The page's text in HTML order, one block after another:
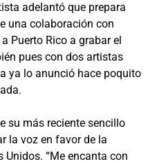
adelantó que prepara
una colaboración con
Puerto Rico a grabar el
pues con dos artistas
ya lo anunció hace poquito
su más reciente sencillo
la voz en favor de la
“Me encanta con